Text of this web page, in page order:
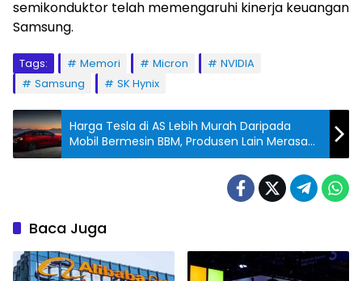
semikonduktor telah memengaruhi kinerja keuangan
Samsung.
Tags: Memori Micron
NVIDIA
Samsung
SK Hynix
Harga Tesla di AS Lebih Murah Daripada
Mobil Bermesin BBM, Produsen Lain Merasa
Tertekan
Baca Juga